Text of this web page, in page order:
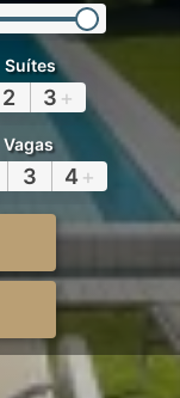
Suítes
2 3 +
Vagas
3 4 +